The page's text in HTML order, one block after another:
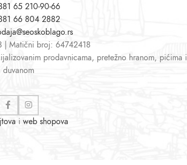
65 210-90-66
66 804 2882
| Matični broj: 64742418
prodavnicama, pretežno hranom, pićima i
duvanom
i web shopova